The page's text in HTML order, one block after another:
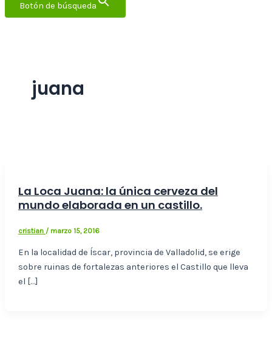
Botón de búsqueda
juana
La Loca Juana: la única cerveza del
mundo elaborada en un castillo.
cristian / marzo 15, 2016
En la localidad de Íscar, provincia de Valladolid, se erige
sobre ruinas de fortalezas anteriores el Castillo que lleva
el […]